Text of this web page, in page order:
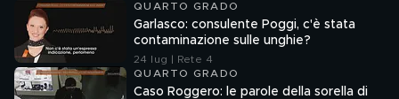
QUARTO GRADO
Garlasco: consulente Poggi, c'è stata
contaminazione sulle unghie?
24 lug | Rete 4
QUARTO GRADO
Caso Roggero: le parole della sorella di